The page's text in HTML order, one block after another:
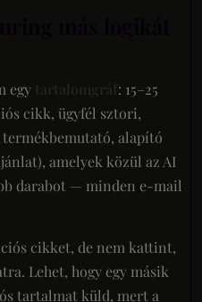
egy tartalomgráf: 15–25
cikk, ügyfél sztori,
alapító
amelyek közül az AI
darabot — minden e-mail
cikket, de nem kattint,
Lehet, hogy egy másik
tartalmat küld, mert a